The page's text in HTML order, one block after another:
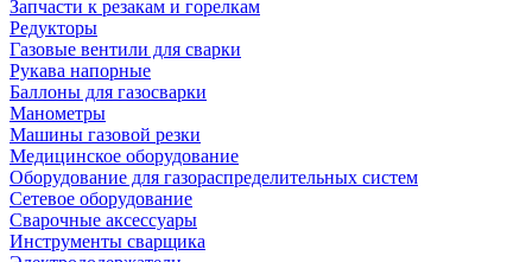
Запчасти к резакам и горелкам
Редукторы
Газовые вентили для сварки
Рукава напорные
Баллоны для газосварки
Манометры
Машины газовой резки
Медицинское оборудование
Оборудование для газораспределительных систем
Сетевое оборудование
Сварочные аксессуары
Инструменты сварщика